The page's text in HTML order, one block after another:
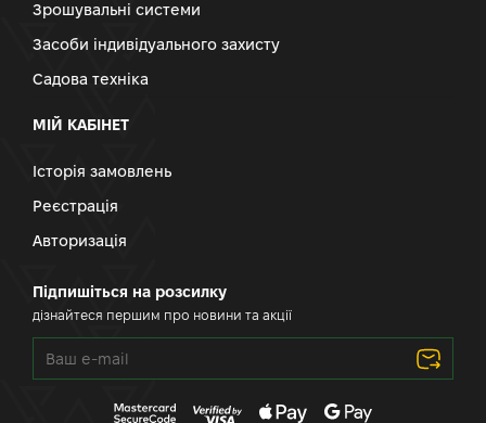
Зрошувальні системи
Засоби індивідуального захисту
Садова техніка
МІЙ КАБІНЕТ
Історія замовлень
Реєстрація
Авторизація
Підпишіться на розсилку
дізнайтеся першим про новини та акції